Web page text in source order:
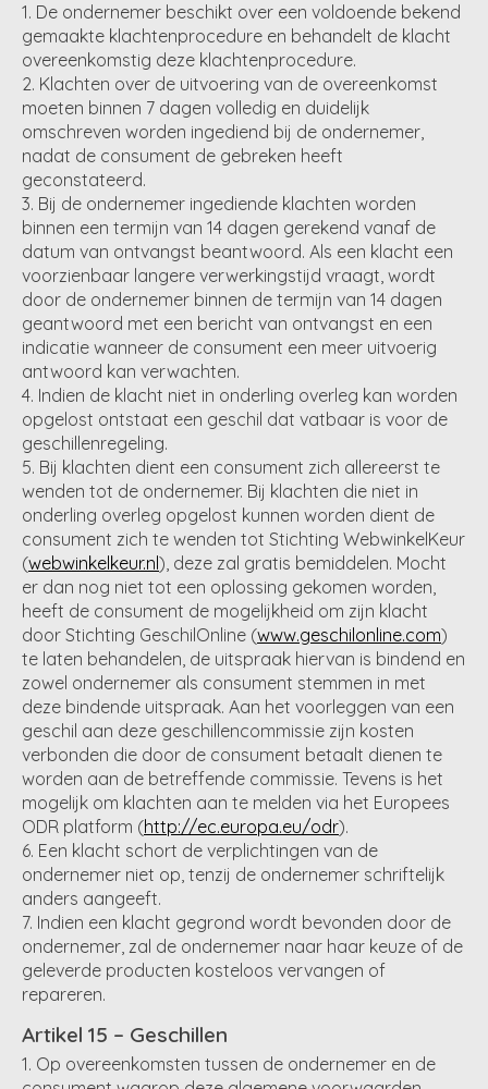
De ondernemer beschikt over een voldoende bekend
gemaakte klachtenprocedure en behandelt de klacht
overeenkomstig deze klachtenprocedure.
Klachten over de uitvoering van de overeenkomst
moeten binnen 7 dagen volledig en duidelijk
omschreven worden ingediend bij de ondernemer,
nadat de consument de gebreken heeft
geconstateerd.
Bij de ondernemer ingediende klachten worden
binnen een termijn van 14 dagen gerekend vanaf de
datum van ontvangst beantwoord. Als een klacht een
voorzienbaar langere verwerkingstijd vraagt, wordt
door de ondernemer binnen de termijn van 14 dagen
geantwoord met een bericht van ontvangst en een
indicatie wanneer de consument een meer uitvoerig
antwoord kan verwachten.
Indien de klacht niet in onderling overleg kan worden
opgelost ontstaat een geschil dat vatbaar is voor de
geschillenregeling.
Bij klachten dient een consument zich allereerst te
wenden tot de ondernemer. Bij klachten die niet in
onderling overleg opgelost kunnen worden dient de
consument zich te wenden tot Stichting WebwinkelKeur
(webwinkelkeur.nl), deze zal gratis bemiddelen. Mocht
er dan nog niet tot een oplossing gekomen worden,
heeft de consument de mogelijkheid om zijn klacht
door Stichting GeschilOnline (www.geschilonline.com)
te laten behandelen, de uitspraak hiervan is bindend en
zowel ondernemer als consument stemmen in met
deze bindende uitspraak. Aan het voorleggen van een
geschil aan deze geschillencommissie zijn kosten
verbonden die door de consument betaalt dienen te
worden aan de betreffende commissie. Tevens is het
mogelijk om klachten aan te melden via het Europees
ODR platform (http://ec.europa.eu/odr).
Een klacht schort de verplichtingen van de
ondernemer niet op, tenzij de ondernemer schriftelijk
anders aangeeft.
Indien een klacht gegrond wordt bevonden door de
ondernemer, zal de ondernemer naar haar keuze of de
geleverde producten kosteloos vervangen of
repareren.
Artikel 15 – Geschillen
Op overeenkomsten tussen de ondernemer en de